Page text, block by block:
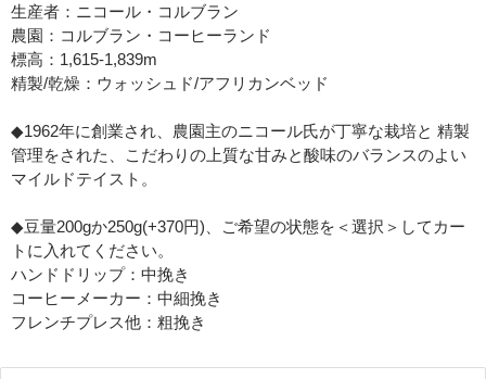
生産者：ニコール・コルブラン
農園：コルブラン・コーヒーランド
標高：1,615-1,839m
精製/乾燥：ウォッシュド/アフリカンベッド
◆1962年に創業され、農園主のニコール氏が丁寧な栽培と 精製
管理をされた、こだわりの上質な甘みと酸味のバランスのよい
マイルドテイスト。
◆豆量200gか250g(+370円)、ご希望の状態を＜選択＞してカー
トに入れてください。
ハンドドリップ：中挽き
コーヒーメーカー：中細挽き
フレンチプレス他：粗挽き